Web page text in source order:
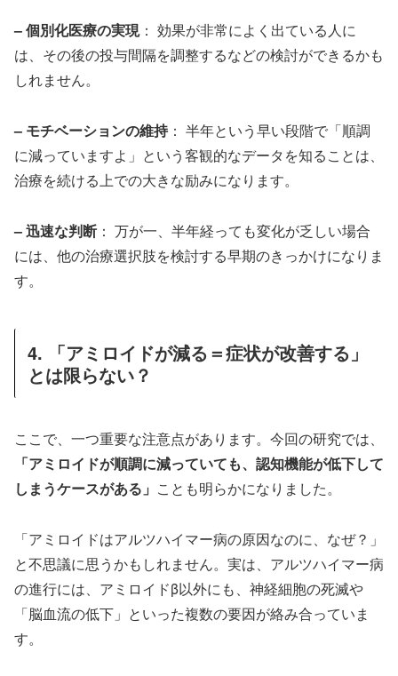
– 個別化医療の実現： 効果が非常によく出ている人に
は、その後の投与間隔を調整するなどの検討ができるかも
しれません。
– モチベーションの維持： 半年という早い段階で「順調
に減っていますよ」という客観的なデータを知ることは、
治療を続ける上での大きな励みになります。
– 迅速な判断 ： 万が一、半年経っても変化が乏しい場合
には、他の治療選択肢を検討する早期のきっかけになりま
す。
4. 「アミロイドが減る＝症状が改善する」
とは限らない？
ここで、一つ重要な注意点があります。今回の研究では、
「アミロイドが順調に減っていても、認知機能が低下して
しまうケースがある」 ことも明らかになりました。
「アミロイドはアルツハイマー病の原因なのに、なぜ？」
と不思議に思うかもしれません。実は、アルツハイマー病
の進行には、アミロイドβ以外にも、神経細胞の死滅や
「脳血流の低下」といった複数の要因が絡み合っていま
す。